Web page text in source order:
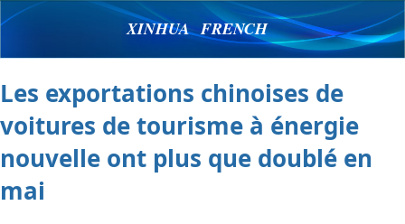
XINHUA FRENCH
Les exportations chinoises de
voitures de tourisme à énergie
nouvelle ont plus que doublé en
mai